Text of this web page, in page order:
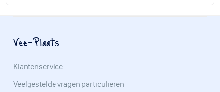
Vee-Plaats
Klantenservice
Veelgestelde vragen particulieren